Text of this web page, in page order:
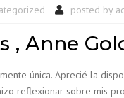
posted by
, Anne
única. Aprecié la
reflexionar sobre mis